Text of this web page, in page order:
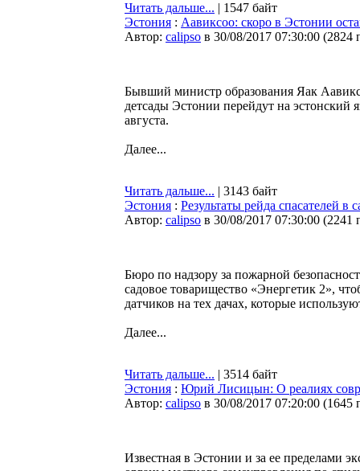
Читать дальше... | 1547 байт
Эстония : Аавиксоо: скоро в Эстонии
Автор: calipso в 30/08/2017 07:30:00 (2824
Бывший министр образования Яак
детсады Эстонии перейдут на эстонский
августа.
Далее...
Читать дальше... | 3143 байт
Эстония : Результаты рейда спасателей
Автор: calipso в 30/08/2017 07:30:00 (2241
Бюро по надзору за пожарной
садовое товарищество «Энергетик 2»,
датчиков на тех дачах, которые
Далее...
Читать дальше... | 3514 байт
Эстония : Юрий Лисицын: О реалиях
Автор: calipso в 30/08/2017 07:20:00 (1645
Известная в Эстонии и за ее пределами